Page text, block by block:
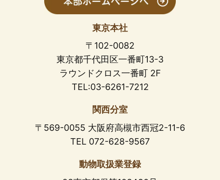
東京本社
〒102-0082
東京都千代田区一番町13-3
ラウンドクロス一番町 2F
TEL:03-6261-7212
関西分室
〒569-0055 大阪府高槻市西冠2-11-6
TEL 072-628-9567
動物取扱業登録